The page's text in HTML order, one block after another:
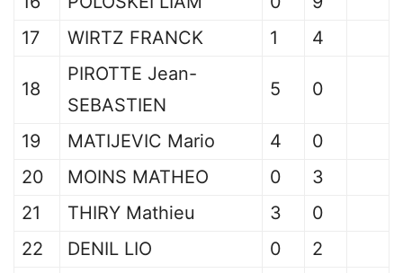
17
WIRTZ FRANCK 1 4
18
PIROTTE Jean-
SEBASTIEN
5 0
19 MATIJEVIC Mario 4
0
20
MOINS MATHEO 0
3
21
THIRY Mathieu 3
0
22
DENIL LIO 0
2